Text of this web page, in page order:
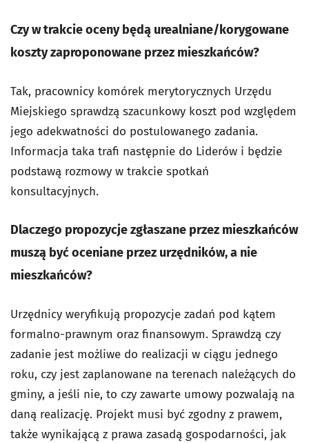
Czy w trakcie oceny będą urealniane/korygowane
koszty zaproponowane przez mieszkańców?
Tak, pracownicy komórek merytorycznych Urzędu
Miejskiego sprawdzą szacunkowy koszt pod względem
jego adekwatności do postulowanego zadania.
Informacja taka trafi następnie do Liderów i będzie
podstawą rozmowy w trakcie spotkań
konsultacyjnych.
Dlaczego propozycje zgłaszane przez mieszkańców
muszą być oceniane przez urzędników, a nie
mieszkańców?
Urzędnicy weryfikują propozycje zadań pod kątem
formalno-prawnym oraz finansowym. Sprawdzą czy
zadanie jest możliwe do realizacji w ciągu jednego
roku, czy jest zaplanowane na terenach należących do
gminy, a jeśli nie, to czy zawarte umowy pozwalają na
daną realizację. Projekt musi być zgodny z prawem,
także wynikającą z prawa zasadą gospodarności, jak